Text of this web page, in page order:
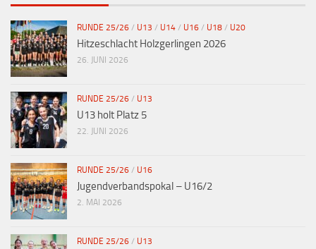
RUNDE 25/26 / U13 / U14 / U16 / U18 / U20
Hitzeschlacht Holzgerlingen 2026
26. JUNI 2026
RUNDE 25/26 / U13
U13 holt Platz 5
22. JUNI 2026
RUNDE 25/26 / U16
Jugendverbandspokal – U16/2
2. MAI 2026
RUNDE 25/26 / U13